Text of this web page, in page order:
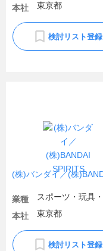
本社
東京都
検討リスト登録
業種
本社
東京都
検討リスト登録